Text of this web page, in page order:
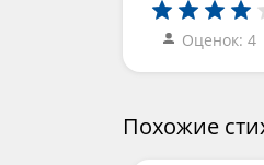
Оценок: 4
Похожие